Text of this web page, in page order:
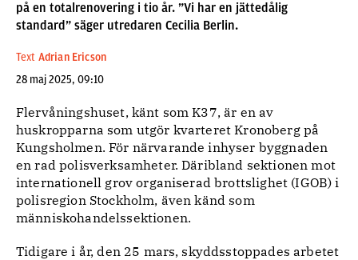
på en totalrenovering i tio år. ”Vi har en jättedålig
standard” säger utredaren Cecilia Berlin.
Text Adrian Ericson
28 maj 2025, 09:10
Flervåningshuset, känt som K37, är en av
huskropparna som utgör kvarteret Kronoberg på
Kungsholmen. För närvarande inhyser byggnaden
en rad polisverksamheter. Däribland sektionen mot
internationell grov organiserad brottslighet (IGOB) i
polisregion Stockholm, även känd som
människohandelssektionen.
Tidigare i år, den 25 mars, skyddsstoppades arbetet